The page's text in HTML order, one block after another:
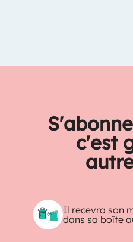
c'est
Il recevra son
dans sa boîte